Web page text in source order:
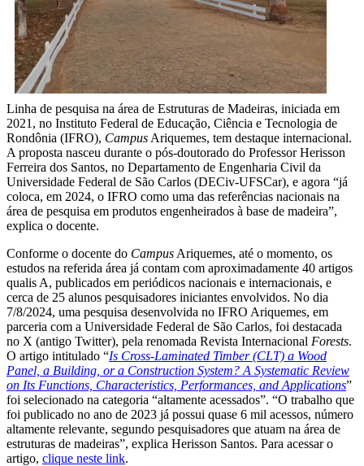
Linha de pesquisa na área de Estruturas de Madeiras, iniciada em
2021, no Instituto Federal de Educação, Ciência e Tecnologia de
Rondônia (IFRO), Campus Ariquemes, tem destaque internacional.
A proposta nasceu durante o pós-doutorado do Professor Herisson
Ferreira dos Santos, no Departamento de Engenharia Civil da
Universidade Federal de São Carlos (DECiv-UFSCar), e agora “já
coloca, em 2024, o IFRO como uma das referências nacionais na
área de pesquisa em produtos engenheirados à base de madeira”,
explica o docente.
Conforme o docente do Campus Ariquemes, até o momento, os
estudos na referida área já contam com aproximadamente 40 artigos
qualis A, publicados em periódicos nacionais e internacionais, e
cerca de 25 alunos pesquisadores iniciantes envolvidos. No dia
7/8/2024, uma pesquisa desenvolvida no IFRO Ariquemes, em
parceria com a Universidade Federal de São Carlos, foi destacada
no X (antigo Twitter), pela renomada Revista Internacional Forests.
O artigo intitulado “Is Cross-Laminated Timber (CLT) a Wood
Panel, a Building, or a Construction System? A Systematic Review
on Its Functions, Characteristics, Performances, and Applications”
foi selecionado na categoria “altamente acessados”. “O trabalho que
foi publicado no ano de 2023 já possui quase 6 mil acessos, número
altamente relevante, segundo pesquisadores que atuam na área de
estruturas de madeiras”, explica Herisson Santos. Para acessar o
artigo, clique neste link.